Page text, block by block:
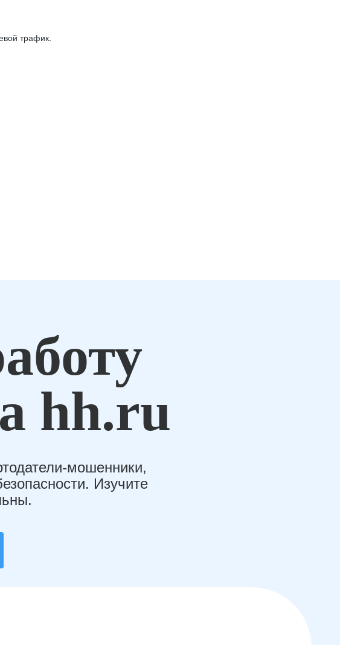
трафик.
hh.ru
мошенники,
Изучите